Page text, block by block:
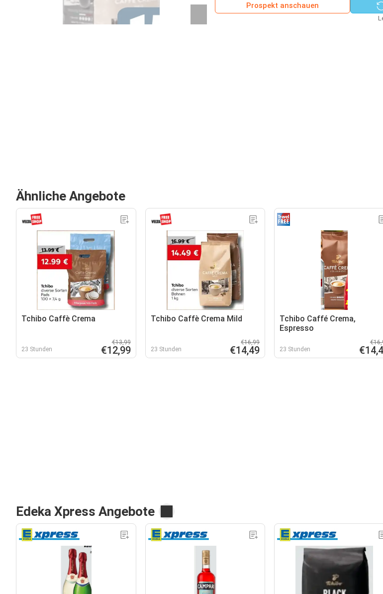
Prospekt anschauen
Ähnliche Angebote
Tchibo Caffè Crema
23 Stunden
€13,99
€12,99
Tchibo Caffè Crema Mild
23 Stunden
€16,99
€14,49
Tchibo Caffé Crema,
Espresso
23 Stunden
Edeka Xpress Angebote